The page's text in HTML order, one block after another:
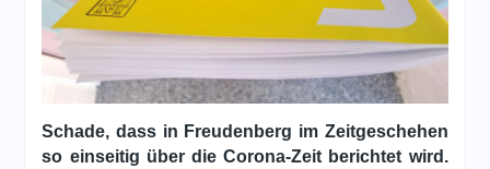
Schade, dass in Freudenberg im Zeitgeschehen
so einseitig über die Corona-Zeit berichtet wird.